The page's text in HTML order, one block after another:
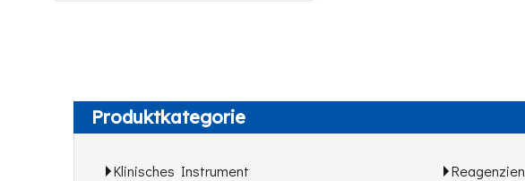
Produktkategorie
Klinisches Instrument Reagenzien